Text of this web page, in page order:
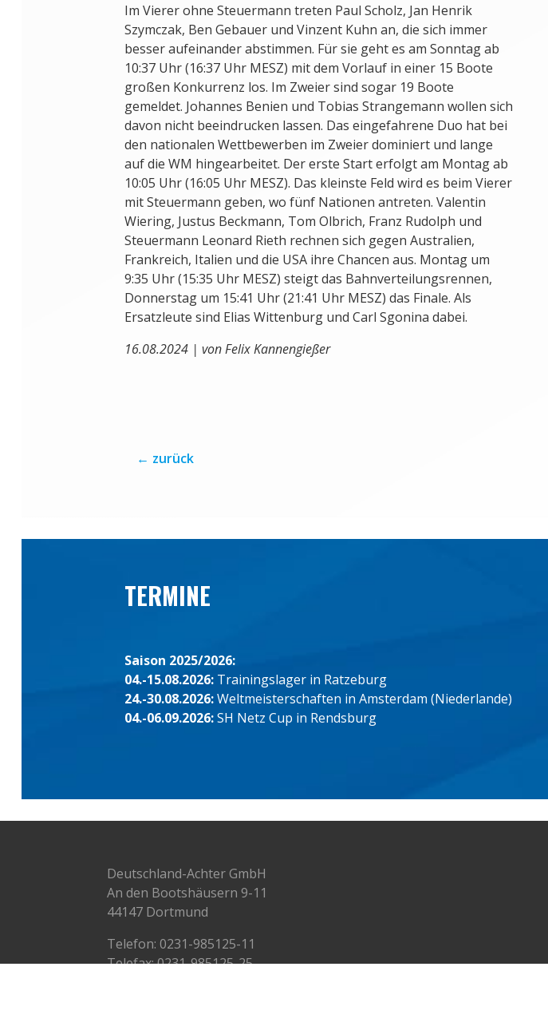
Im Vierer ohne Steuermann treten Paul Scholz, Jan Henrik
Szymczak, Ben Gebauer und Vinzent Kuhn an, die sich immer
besser aufeinander abstimmen. Für sie geht es am Sonntag ab
10:37 Uhr (16:37 Uhr MESZ) mit dem Vorlauf in einer 15 Boote
großen Konkurrenz los. Im Zweier sind sogar 19 Boote
gemeldet. Johannes Benien und Tobias Strangemann wollen sich
davon nicht beeindrucken lassen. Das eingefahrene Duo hat bei
den nationalen Wettbewerben im Zweier dominiert und lange
auf die WM hingearbeitet. Der erste Start erfolgt am Montag ab
10:05 Uhr (16:05 Uhr MESZ). Das kleinste Feld wird es beim Vierer
mit Steuermann geben, wo fünf Nationen antreten. Valentin
Wiering, Justus Beckmann, Tom Olbrich, Franz Rudolph und
Steuermann Leonard Rieth rechnen sich gegen Australien,
Frankreich, Italien und die USA ihre Chancen aus. Montag um
9:35 Uhr (15:35 Uhr MESZ) steigt das Bahnverteilungsrennen,
Donnerstag um 15:41 Uhr (21:41 Uhr MESZ) das Finale. Als
Ersatzleute sind Elias Wittenburg und Carl Sgonina dabei.
16.08.2024 | von Felix Kannengießer
← zurück
TERMINE
Saison 2025/2026:
04.-15.08.2026: Trainingslager in Ratzeburg
24.-30.08.2026:Weltmeisterschaften in Amsterdam (Niederlande)
04.-06.09.2026:SH Netz Cup in Rendsburg
Deutschland-Achter GmbH
An den Bootshäusern 9-11
44147 Dortmund
Telefon: 0231-985125-11
Telefax: 0231-985125-25